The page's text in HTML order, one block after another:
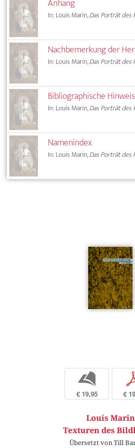
Anhang
In: Louis Marin,Das Porträt des
Nachbemerkung der
In: Louis Marin,Das Porträt des
Bibliographische
In: Louis Marin,Das Porträt des
Namenindex
In: Louis Marin,Das Porträt des
b
€ 19,95 €
Louis Marin
Texturen des
Übersetzt von Till